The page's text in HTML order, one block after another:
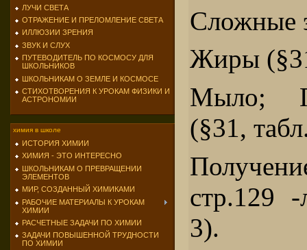
ЛУЧИ СВЕТА
ОТРАЖЕНИЕ И ПРЕЛОМЛЕНИЕ СВЕТА
ИЛЛЮЗИИ ЗРЕНИЯ
ЗВУК И СЛУХ
ПУТЕВОДИТЕЛЬ ПО КОСМОСУ ДЛЯ
ШКОЛЬНИКОВ
ШКОЛЬНИКАМ О ЗЕМЛЕ И КОСМОСЕ
СТИХОТВОРЕНИЯ К УРОКАМ ФИЗИКИ И
АСТРОНОМИИ
химия в школе
ИСТОРИЯ ХИМИИ
ХИМИЯ - ЭТО ИНТЕРЕСНО
ШКОЛЬНИКАМ О ПРЕВРАЩЕНИИ
ЭЛЕМЕНТОВ
МИР, СОЗДАННЫЙ ХИМИКАМИ
РАБОЧИЕ МАТЕРИАЛЫ К УРОКАМ
ХИМИИ
РАСЧЕТНЫЕ ЗАДАЧИ ПО ХИМИИ
ЗАДАЧИ ПОВЫШЕННОЙ ТРУДНОСТИ
ПО ХИМИИ
Сложные
Жиры
Мыло;
(§31,
стр.129
3).